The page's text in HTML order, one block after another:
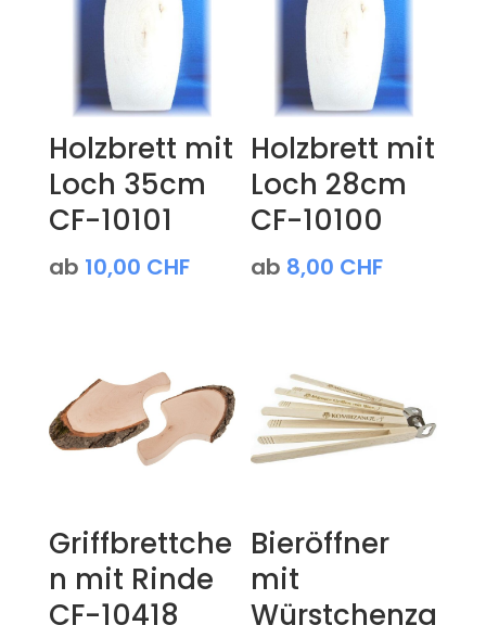
Holzbrett mit
Loch 35cm
CF-10101
ab 10,00 CHF
Holzbrett mit
Loch 28cm
CF-10100
ab 8,00 CHF
Griffbrettche
n mit Rinde
CF-10418
Bieröffner
mit
Würstchenza